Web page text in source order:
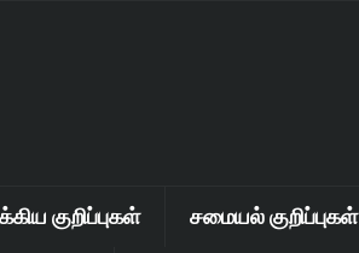
குறிப்புகள் சமையல் குறிப்புகள்